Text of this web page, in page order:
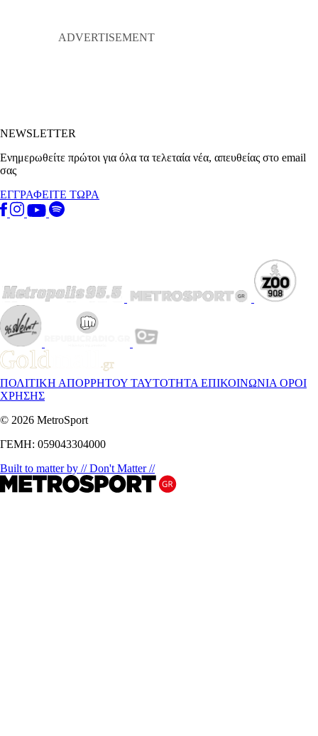
NEWSLETTER
Ενημερωθείτε πρώτοι για όλα τα τελεταία νέα, απευθείας στο email
σας
ΕΓΓΡΑΦΕΙΤΕ ΤΩΡΑ
ΠΟΛΙΤΙΚΗ ΑΠΟΡΡΗΤΟΥ ΤΑΥΤΟΤΗΤΑ ΕΠΙΚΟΙΝΩΝΙΑ ΟΡΟΙ
ΧΡΗΣΗΣ
© 2026 MetroSport
ΓΕΜΗ: 059043304000
Built to matter by // Don't Matter //